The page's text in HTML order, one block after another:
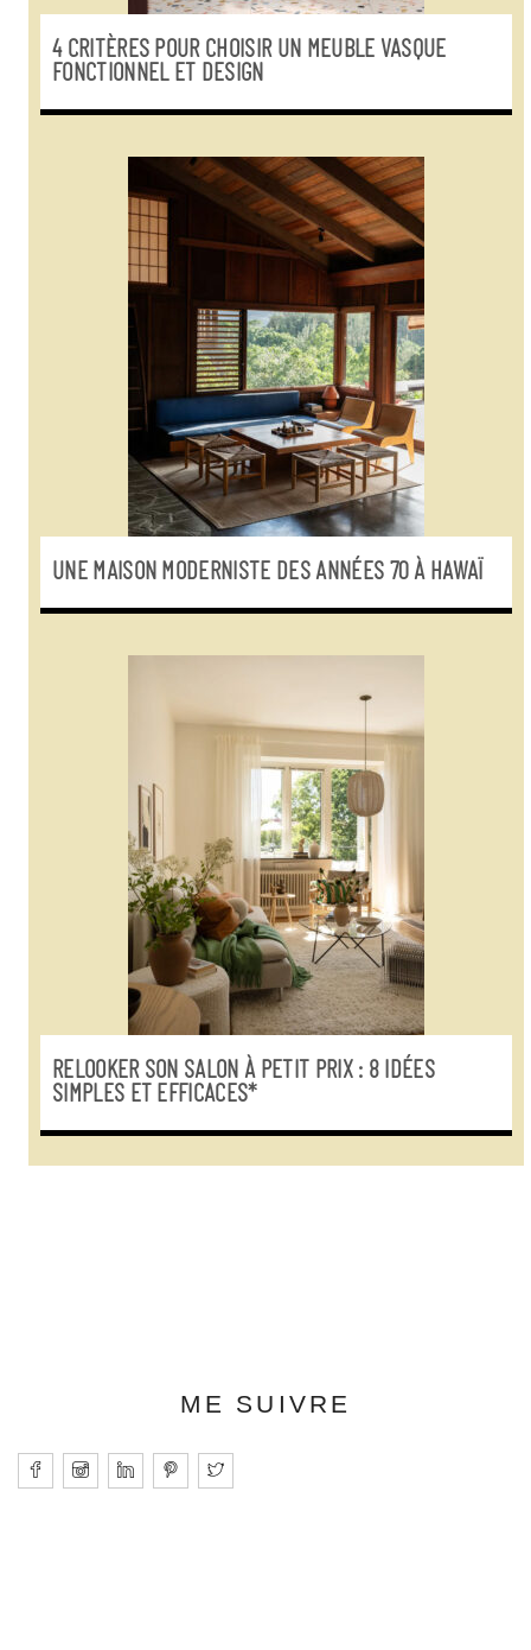
4 CRITÈRES POUR CHOISIR UN MEUBLE VASQUE
FONCTIONNEL ET DESIGN
UNE MAISON MODERNISTE DES ANNÉES 70 À HAWAÏ
RELOOKER SON SALON À PETIT PRIX : 8 IDÉES
SIMPLES ET EFFICACES*
ME SUIVRE